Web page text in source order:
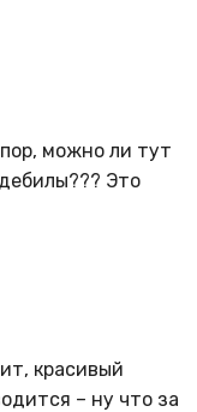
можно ли тут
Это
красивый
– ну что за